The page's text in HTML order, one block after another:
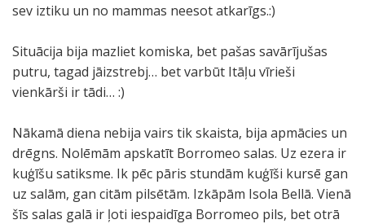
sev iztiku un no mammas neesot atkarīgs.:)
Situācija bija mazliet komiska, bet pašas savārījušas
putru, tagad jāizstrebj… bet varbūt Itāļu vīrieši
vienkārši ir tādi… :)
Nākamā diena nebija vairs tik skaista, bija apmācies un
drēgns. Nolēmām apskatīt Borromeo salas. Uz ezera ir
kuģīšu satiksme. Ik pēc pāris stundām kuģīši kursē gan
uz salām, gan citām pilsētām. Izkāpām Isola Bellā. Vienā
šīs salas galā ir ļoti iespaidīga Borromeo pils, bet otrā